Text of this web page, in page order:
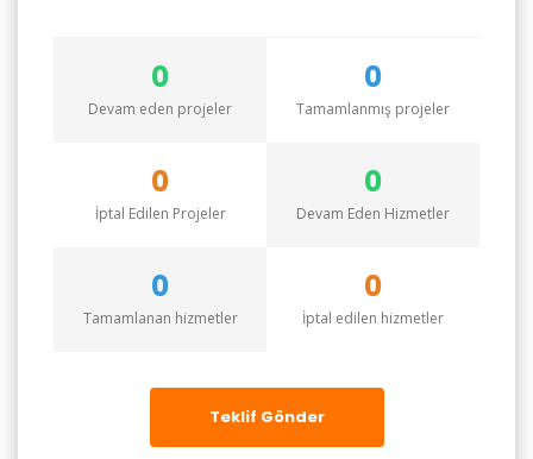
0
Devam eden projeler
0
Tamamlanmış projeler
0
İptal Edilen Projeler
0
Devam Eden Hizmetler
0
Tamamlanan hizmetler
0
İptal edilen hizmetler
Teklif Gönder